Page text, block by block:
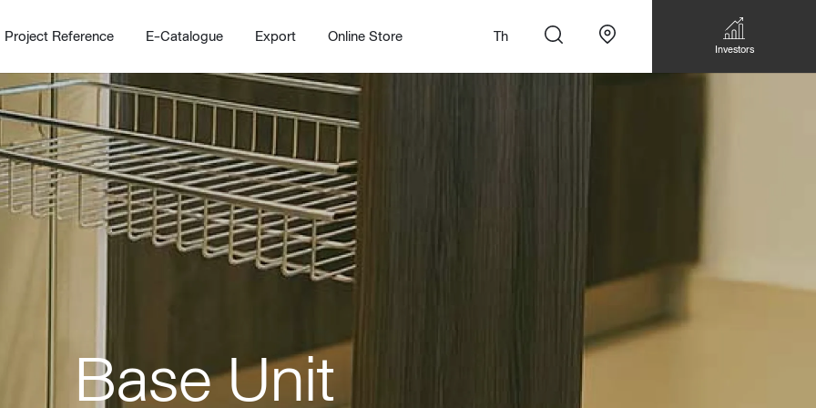
Bedroom
Wordrobe
Kitchen
Kitchen Accessories
Walk-in closet &
Storage
Bookshelf & Multimedia
Working Design Solution
บริการสั่งทำโซฟาแบบ
สไตล์
Custom Dining Table
Project Reference E-Catalogue Export Online Store Th
Investors
Base Unit